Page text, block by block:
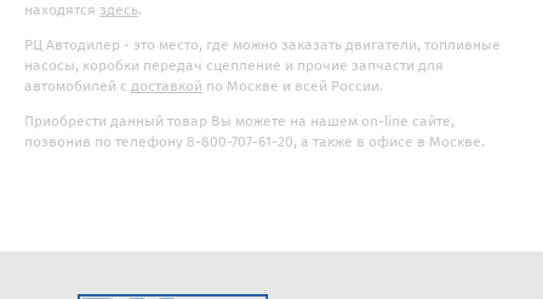
находятся здесь.
РЦ Автодилер - это место, где можно заказать двигатели, топливные
насосы, коробки передач сцепление и прочие запчасти для
автомобилей с доставкой по Москве и всей России.
Приобрести данный товар Вы можете на нашем on-line сайте,
позвонив по телефону 8-800-707-61-20, а также в офисе в Москве.